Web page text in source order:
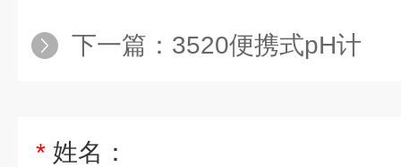
下一篇： 3520便携式pH计
* 姓名：